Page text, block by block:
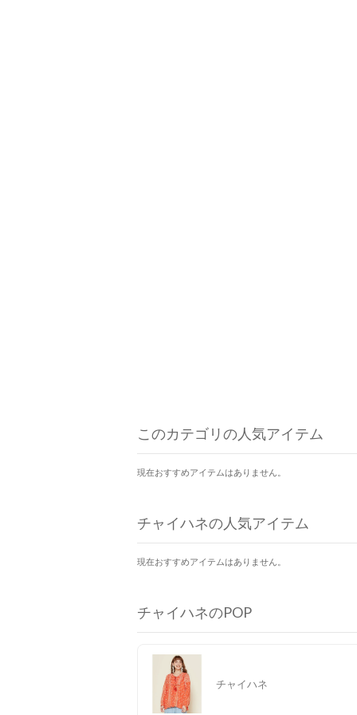
このカテゴリの人気アイテム
現在おすすめアイテムはありません。
チャイハネの人気アイテム
現在おすすめアイテムはありません。
チャイハネのPOP
チャイハネ